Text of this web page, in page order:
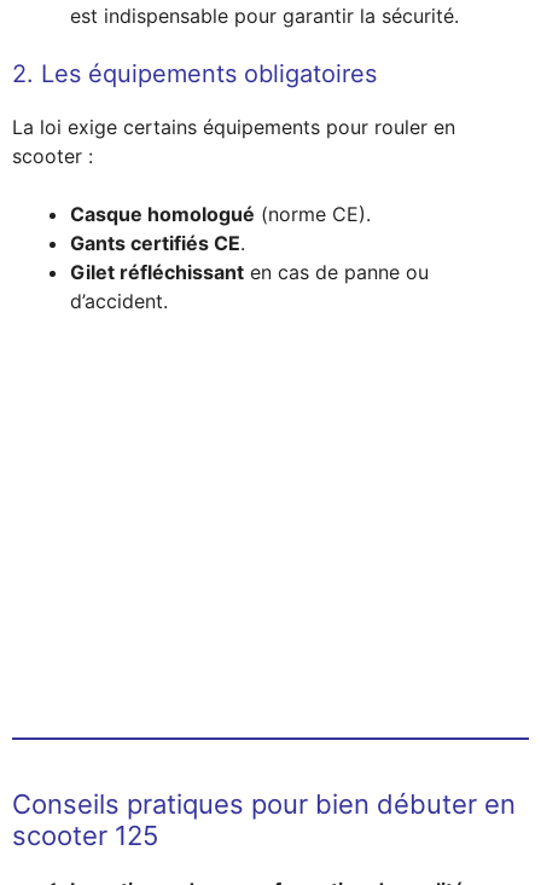
est indispensable pour garantir la sécurité.
2. Les équipements obligatoires
La loi exige certains équipements pour rouler en
scooter :
Casque homologué (norme CE).
Gants certifiés CE.
Gilet réfléchissant en cas de panne ou
d’accident.
Conseils pratiques pour bien débuter en
scooter 125